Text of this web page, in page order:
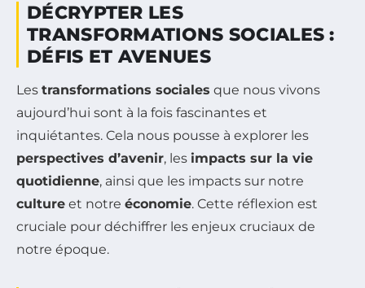
DÉCRYPTER LES
TRANSFORMATIONS SOCIALES :
DÉFIS ET AVENUES
Les transformations sociales que nous vivons
aujourd’hui sont à la fois fascinantes et
inquiétantes. Cela nous pousse à explorer les
perspectives d’avenir, les impacts sur la vie
quotidienne, ainsi que les impacts sur notre
culture et notre économie. Cette réflexion est
cruciale pour déchiffrer les enjeux cruciaux de
notre époque.